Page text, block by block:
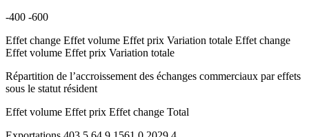
-400 -600
Effet change Effet volume Effet prix Variation totale Effet change
Effet volume Effet prix Variation totale
Répartition de l’accroissement des échanges commerciaux par effets
sous le statut résident
Effet volume Effet prix Effet change Total